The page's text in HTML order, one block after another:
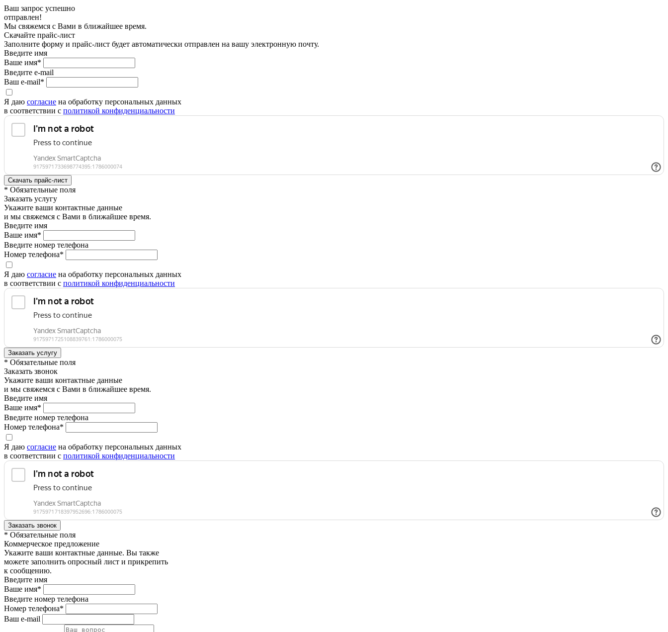
Ваш запрос успешно
отправлен!
Мы свяжемся с Вами в ближайшее время.
Скачайте прайс-лист
Заполните форму и прайс-лист будет автоматически отправлен на вашу электронную почту.
Введите имя
Ваше имя*
Введите e-mail
Ваш e-mail*
Я даю согласие на обработку персональных данных
в соответствии с политикой конфиденциальности
* Обязательные поля
Заказать услугу
Укажите ваши контактные данные
и мы свяжемся с Вами в ближайшее время.
Введите имя
Ваше имя*
Введите номер телефона
Номер телефона*
Я даю согласие на обработку персональных данных
в соответствии с политикой конфиденциальности
* Обязательные поля
Заказать звонок
Укажите ваши контактные данные
и мы свяжемся с Вами в ближайшее время.
Введите имя
Ваше имя*
Введите номер телефона
Номер телефона*
Я даю согласие на обработку персональных данных
в соответствии с политикой конфиденциальности
* Обязательные поля
Коммерческое предложение
Укажите ваши контактные данные. Вы также
можете заполнить опросный лист и прикрепить
к сообщению.
Введите имя
Ваше имя*
Введите номер телефона
Номер телефона*
Ваш e-mail